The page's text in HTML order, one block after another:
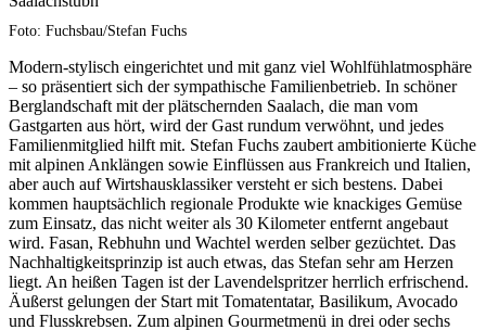
Foto: Fuchsbau/Stefan Fuchs
Modern-stylisch eingerichtet und mit ganz viel Wohlfühlatmosphäre
– so präsentiert sich der sympathische Familienbetrieb. In schöner
Berglandschaft mit der plätschernden Saalach, die man vom
Gastgarten aus hört, wird der Gast rundum verwöhnt, und jedes
Familienmitglied hilft mit. Stefan Fuchs zaubert ambitionierte Küche
mit alpinen Anklängen sowie Einflüssen aus Frankreich und Italien,
aber auch auf Wirtshausklassiker versteht er sich bestens. Dabei
kommen hauptsächlich regionale Produkte wie knackiges Gemüse
zum Einsatz, das nicht weiter als 30 Kilometer entfernt angebaut
wird. Fasan, Rebhuhn und Wachtel werden selber gezüchtet. Das
Nachhaltigkeitsprinzip ist auch etwas, das Stefan sehr am Herzen
liegt. An heißen Tagen ist der Lavendelspritzer herrlich erfrischend.
Äußerst gelungen der Start mit Tomatentatar, Basilikum, Avocado
und Flusskrebsen. Zum alpinen Gourmetmenü in drei oder sechs